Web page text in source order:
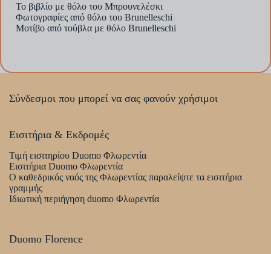
Το βιβλίο με θόλο του Μπρουνελέσκι
Φωτογραφίες από θόλο του Brunelleschi
Μοτίβο από τούβλα με θόλο Brunelleschi
Σύνδεσμοι που μπορεί να σας φανούν χρήσιμοι
Εισιτήρια & Εκδρομές
Τιμή εισιτηρίου Duomo Φλωρεντία
Εισιτήρια Duomo Φλωρεντία
Ο καθεδρικός ναός της Φλωρεντίας παραλείψτε τα εισιτήρια
γραμμής
Ιδιωτική περιήγηση duomo Φλωρεντία
Duomo Florence